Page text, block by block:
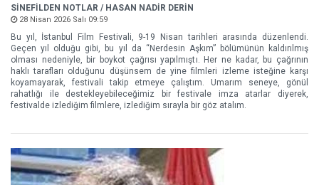
SİNEFİLDEN NOTLAR / HASAN NADİR DERİN
28 Nisan 2026 Salı 09:59
Bu yıl, İstanbul Film Festivali, 9-19 Nisan tarihleri arasında düzenlendi.
Geçen yıl olduğu gibi, bu yıl da “Nerdesin Aşkım” bölümünün kaldırılmış
olması nedeniyle, bir boykot çağrısı yapılmıştı. Her ne kadar, bu çağrının
haklı tarafları olduğunu düşünsem de yine filmleri izleme isteğine karşı
koyamayarak, festivali takip etmeye çalıştım. Umarım seneye, gönül
rahatlığı ile destekleyebileceğimiz bir festivale imza atarlar diyerek,
festivalde izlediğim filmlere, izlediğim sırayla bir göz atalım.